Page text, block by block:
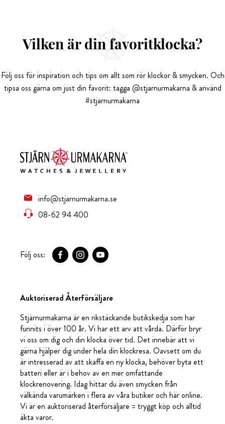
Vilken är din favoritklocka?
Följ oss för inspiration och tips om allt som rör klockor & smycken. Och
tipsa oss gärna om just din favorit: tagga @stjarnurmakarna & använd
#stjarnurmakarna
info@stjarnurmakarna.se
08-62 94 400
Följ oss:
Auktoriserad Återförsäljare
Stjärnurmakarna är en rikstäckande butikskedja som har
funnits i över 100 år. Vi har ett arv att vårda. Därför bryr
vi oss om dig och din klocka över tid. Det innebär att vi
gärna hjälper dig under hela din klockresa. Oavsett om du
är intresserad av att skaffa en ny klocka, behöver byta ett
batteri eller är i behov av en mer omfattande
klockrenovering. Idag hittar du även smycken från
välkända varumärken i flera av våra butiker och här online.
Vi är en auktoriserad återförsäljare = tryggt köp och alltid
äkta varor.